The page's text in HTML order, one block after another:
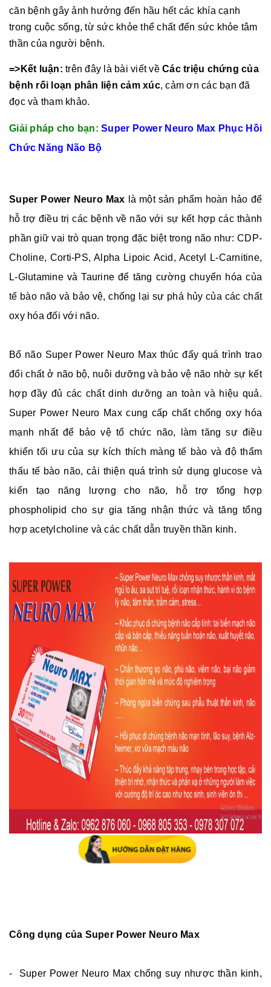
căn bệnh gây ảnh hưởng đến hầu hết các khía cạnh
trong cuộc sống, từ sức khỏe thể chất đến sức khỏe tâm
thần của người bệnh.
=>Kết luận: trên đây là bài viết về Các triệu chứng của
bệnh rối loạn phân liện cảm xúc, cảm ơn các bạn đã
đọc và tham khảo.
Giải pháp cho bạn: Super Power Neuro Max Phục Hồi
Chức Năng Não Bộ
Super Power Neuro Max là một sản phẩm hoàn hảo để
hỗ trợ điều trị các bệnh về não với sự kết hợp các thành
phần giữ vai trò quan trọng đặc biệt trong não như: CDP-
Choline, Corti-PS, Alpha Lipoic Acid, Acetyl L-Carnitine,
L-Glutamine và Taurine để tăng cường chuyển hóa của
tế bào não và bảo vệ, chống lại sự phá hủy của các chất
oxy hóa đối với não.
Bổ não Super Power Neuro Max thúc đẩy quá trình trao
đổi chất ở não bộ, nuôi dưỡng và bảo vệ não nhờ sự kết
hợp đầy đủ các chất dinh dưỡng an toàn và hiệu quả.
Super Power Neuro Max cung cấp chất chống oxy hóa
mạnh nhất để bảo vệ tổ chức não, làm tăng sự điều
khiển tối ưu của sự kích thích màng tế bào và độ thẩm
thấu tế bào não, cải thiện quá trình sử dụng glucose và
kiến tạo năng lượng cho não, hỗ trợ tổng hợp
phospholipid cho sự gia tăng nhận thức và tăng tổng
hợp acetylcholine và các chất dẫn truyền thần kinh.
Công dụng của Super Power Neuro Max
- Super Power Neuro Max chống suy nhược thần kinh,